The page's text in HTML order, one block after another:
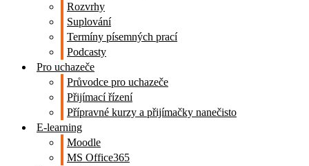
Rozvrhy
Suplování
Termíny písemných prací
Podcasty
Pro uchazeče
Průvodce pro uchazeče
Přijímací řízení
Přípravné kurzy a přijímačky nanečisto
E-learning
Moodle
MS Office365